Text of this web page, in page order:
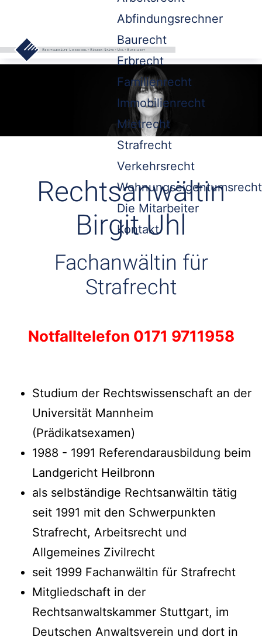
Abfindungsrechner
Baurecht
Erbrecht
Familienrecht
Immobilienrecht
Mietrecht
Strafrecht
Verkehrsrecht
Wohnungseigentumsrecht
Die Mitarbeiter
Kontakt
Rechtsanwältin
Birgit Uhl
Fachanwältin für
Strafrecht
Notfalltelefon 0171 9711958
Studium der Rechtswissenschaft an der
Universität Mannheim
(Prädikatsexamen)
1988 - 1991 Referendarausbildung beim
Landgericht Heilbronn
als selbständige Rechtsanwältin tätig
seit 1991 mit den Schwerpunkten
Strafrecht, Arbeitsrecht und
Allgemeines Zivilrecht
seit 1999 Fachanwältin für Strafrecht
Mitgliedschaft in der
Rechtsanwaltskammer Stuttgart, im
Deutschen Anwaltsverein und dort in